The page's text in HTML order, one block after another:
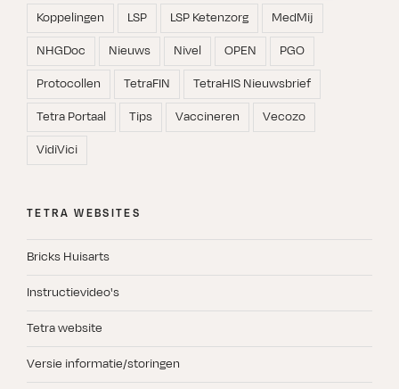
Koppelingen
LSP LSP Ketenzorg
MedMij
NHGDoc
Nieuws Nivel OPEN
PGO
Protocollen
TetraFIN
TetraHIS Nieuwsbrief
Tetra Portaal
Tips Vaccineren
Vecozo
VidiVici
TETRA WEBSITES
Bricks Huisarts
Instructievideo's
Tetra website
Versie informatie/storingen